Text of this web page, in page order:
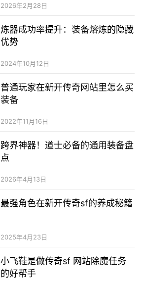
2026年2月28日
炼器成功率提升：装备熔炼的隐藏
优势
2024年10月12日
普通玩家在新开传奇网站里怎么买
装备
2022年11月16日
跨界神器！道士必备的通用装备盘
点
2026年4月13日
最强角色在新开传奇sf的养成秘籍
2025年4月23日
小飞鞋是做传奇sf 网站除魔任务
的好帮手